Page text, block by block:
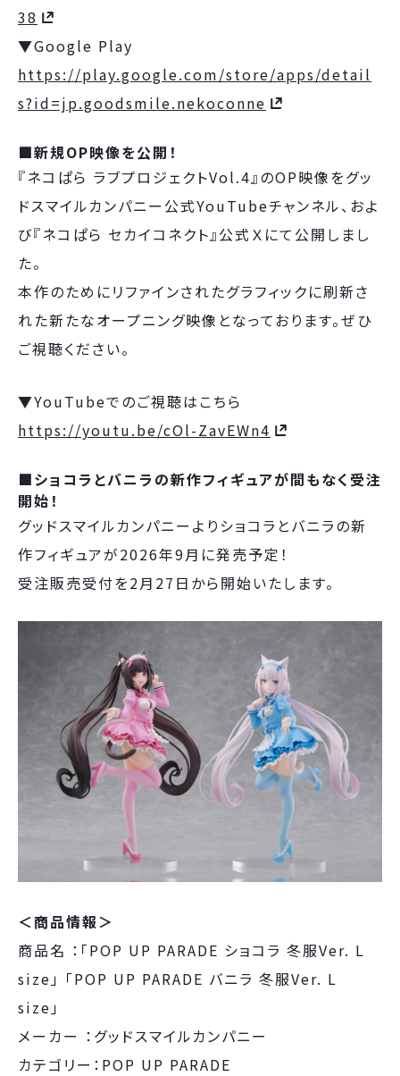
38
▼Google Play
https://play.google.com/store/apps/detail
s?id=jp.goodsmile.nekoconne
■新規OP映像を公開！
『ネコぱら ラブプロジェクトVol.4』のOP映像をグッ
ドスマイルカンパニー公式YouTubeチャンネル、およ
び『ネコぱら セカイコネクト』公式Ｘにて公開しまし
た。
本作のためにリファインされたグラフィックに刷新さ
れた新たなオープニング映像となっております。ぜひ
ご視聴ください。
▼YouTubeでのご視聴はこちら
https://youtu.be/cOl-ZavEWn4
■ショコラとバニラの新作フィギュアが間もなく受注
開始！
グッドスマイルカンパニーよりショコラとバニラの新
作フィギュアが2026年9月に発売予定！
受注販売受付を2月27日から開始いたします。
＜商品情報＞
商品名 ：「POP UP PARADE ショコラ 冬服Ver. L
size」 「POP UP PARADE バニラ 冬服Ver. L
size」
メーカー ：グッドスマイルカンパニー
カテゴリー：POP UP PARADE